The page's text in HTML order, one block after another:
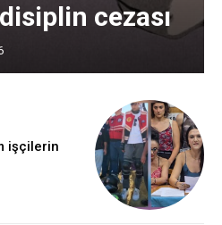
cezası
işçilerin